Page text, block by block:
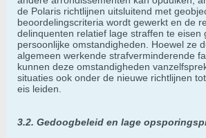
de Polaris richtlijnen uitsluitend met
beoordelingscriteria wordt gewerkt en de
delinquenten relatief lage straffen te eisen
persoonlijke omstandigheden. Hoewel ze
algemeen werkende strafverminderende
kunnen deze omstandigheden
situaties ook onder de nieuwe richtlijnen
eis leiden.
3.2. Gedoogbeleid en lage